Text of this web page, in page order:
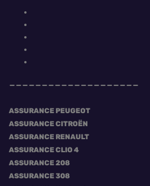
ASSURANCE PEUGEOT
ASSURANCE CITROËN
ASSURANCE RENAULT
ASSURANCE CLIO 4
ASSURANCE 208
ASSURANCE 308